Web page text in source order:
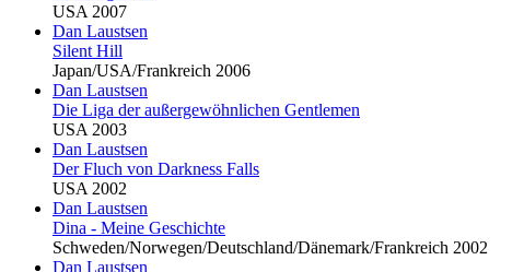
USA 2007
Dan Laustsen
Silent Hill
Japan/USA/Frankreich 2006
Dan Laustsen
Die Liga der außergewöhnlichen Gentlemen
USA 2003
Dan Laustsen
Der Fluch von Darkness Falls
USA 2002
Dan Laustsen
Dina - Meine Geschichte
Schweden/Norwegen/Deutschland/Dänemark/Frankreich 2002
Dan Laustsen